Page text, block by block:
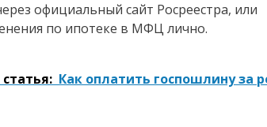
официальный сайт Росреестра, или
по ипотеке в МФЦ лично.
Как оплатить госпошлину за